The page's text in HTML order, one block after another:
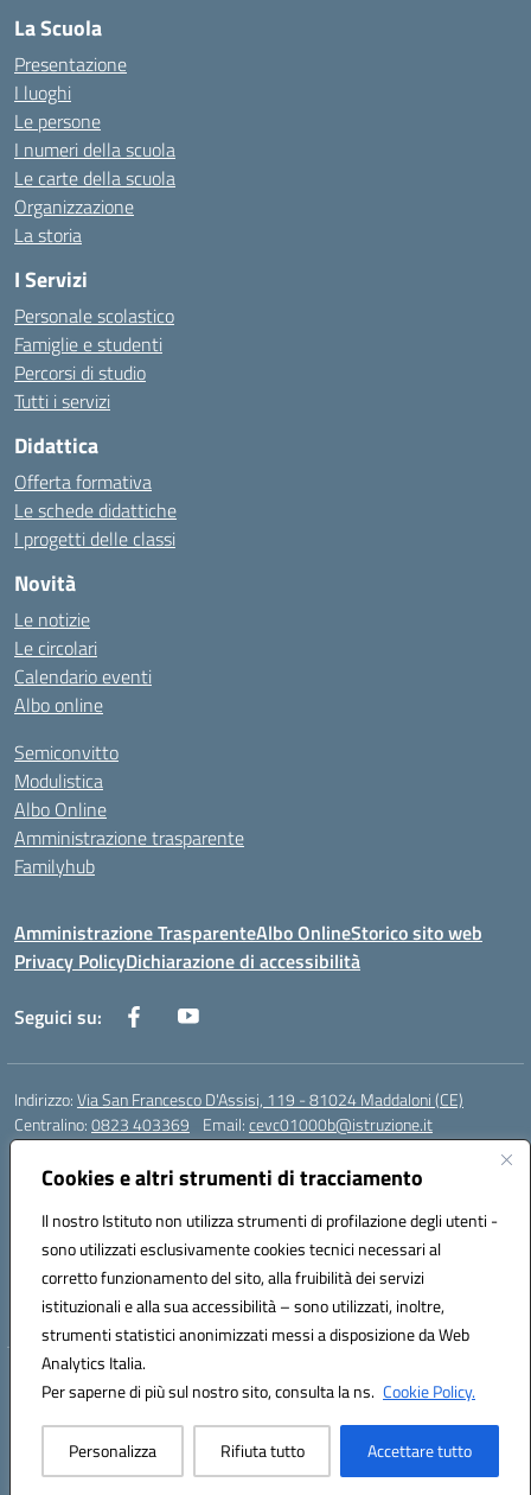
Cookies e altri strumenti di tracciamento
Il nostro Istituto non utilizza strumenti di profilazione degli utenti -
sono utilizzati esclusivamente cookies tecnici necessari al
corretto funzionamento del sito, alla fruibilità dei servizi
istituzionali e alla sua accessibilità – sono utilizzati, inoltre,
strumenti statistici anonimizzati messi a disposizione da Web
Analytics Italia.
Per saperne di più sul nostro sito, consulta la ns. Cookie Policy.
Personalizza Rifiuta tutto Accettare tutto
La Scuola
Presentazione
I luoghi
Le persone
I numeri della scuola
Le carte della scuola
Organizzazione
La storia
I Servizi
Personale scolastico
Famiglie e studenti
Percorsi di studio
Tutti i servizi
Didattica
Offerta formativa
Le schede didattiche
I progetti delle classi
Novità
Le notizie
Le circolari
Calendario eventi
Albo online
Semiconvitto
Modulistica
Albo Online
Amministrazione trasparente
Familyhub
Amministrazione TrasparenteAlbo OnlineStorico sito web
Privacy PolicyDichiarazione di accessibilità
Seguici su:
Indirizzo:Via San Francesco D'Assisi, 119 - 81024 Maddaloni (CE)
Centralino:0823 403369 Email:cevc01000b@istruzione.it
Posta elettronica certificata (PEC):
Codice fiscale: 80004990612 (Convitto) - 93044680614 (Scuole
Annesse)
Codice meccanografico:CEVC01000B
Codice Indice delle Pubbliche Amministrazioni (IPA): istsc_cevc01000b
Codice unico di fatturazione (CUF): ZUT1RT
Hosting & Powered by 3D Solution S.r.l.
Concept & Design by Designers Italia